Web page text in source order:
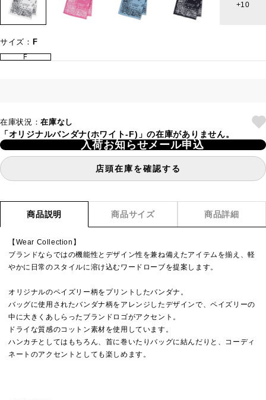
10
サイズ： F
F
在庫状況：在庫なし
「オリジナルバンダナ(ホワイト-F)」の在庫がありません。
入荷お知らせメール申込
店頭在庫を確認する
商品説明 商品サイズ 商品詳細
【Wear Collection】
ブランドならではの機能性とデザイン性を兼ね備えたアイテムを揃え、軽
やかに日常のスタイルに溶け込むワードローブを提案します。
オリジナルのペイズリー柄をプリントしたバンダナ。
バッグに使用されたバンダナ柄をアレンジしたデザインで、ペイズリーの
中に大きくあしらったブランドロゴがアクセント。
ドライな質感のコットン素材を使用しています。
ハンカチとしてはもちろん、首に巻いたりバッグに結んだりと、コーディ
ネートのアクセントとしても楽しめます。